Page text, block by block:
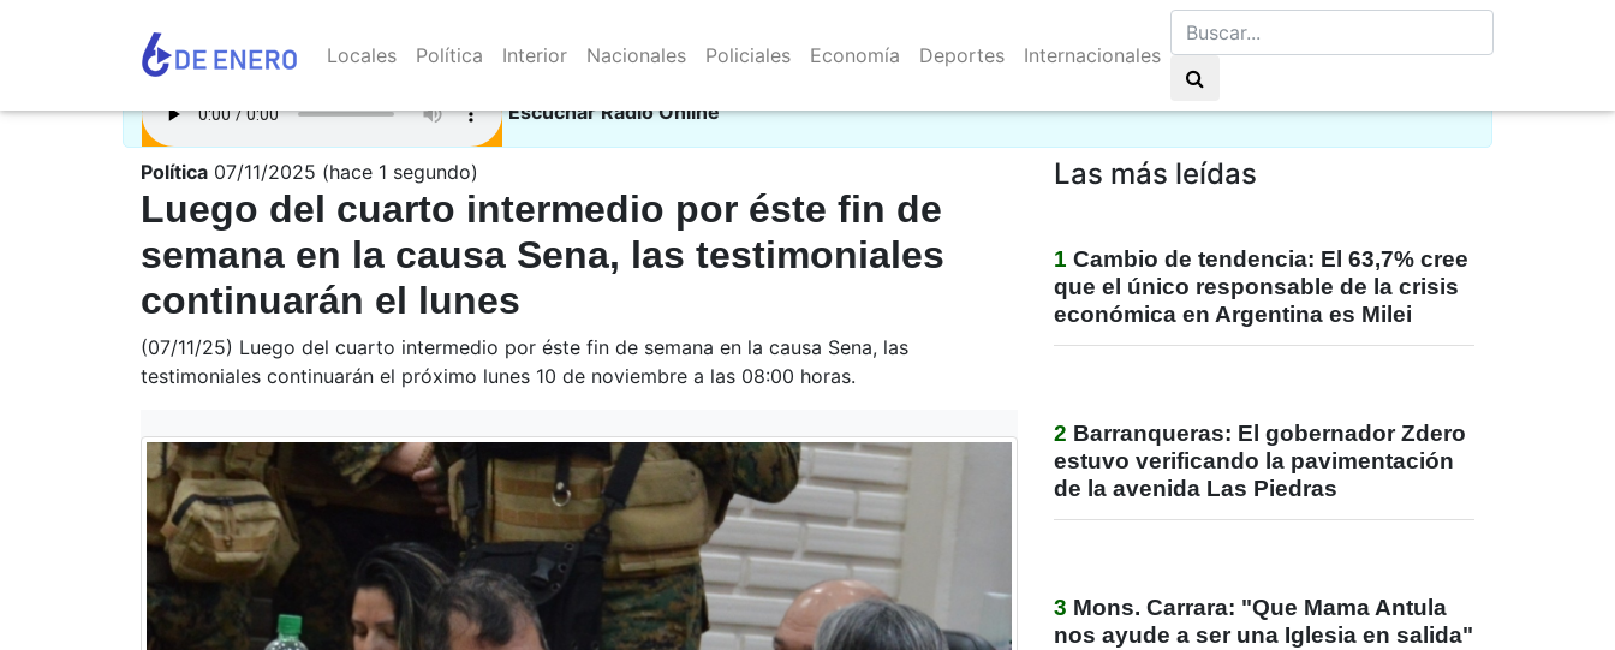
Locales Política Interior Nacionales Policiales Economía Deportes Internacionales
Escuchar Radio Online
Política 07/11/2025 (hace 1 segundo)
Luego del cuarto intermedio por éste fin de
semana en la causa Sena, las testimoniales
continuarán el lunes
(07/11/25) Luego del cuarto intermedio por éste fin de semana en la causa Sena, las
testimoniales continuarán el próximo lunes 10 de noviembre a las 08:00 horas.
Las más leídas
1 Cambio de tendencia: El 63,7% cree
que el único responsable de la crisis
económica en Argentina es Milei
2 Barranqueras: El gobernador Zdero
estuvo verificando la pavimentación
de la avenida Las Piedras
3 Mons. Carrara: "Que Mama Antula
nos ayude a ser una Iglesia en salida"